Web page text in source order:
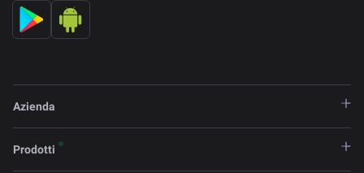
Azienda
Prodotti